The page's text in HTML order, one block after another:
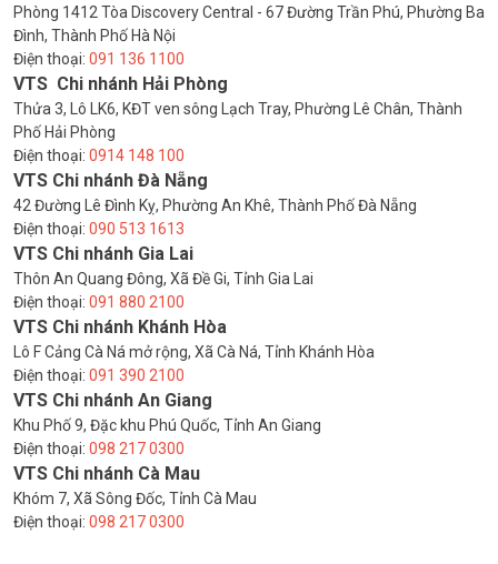
Phòng 1412 Tòa Discovery Central - 67 Đường Trần Phú, Phường Ba
Đình, Thành Phố Hà Nội
Điện thoại: 091 136 1100
VTS Chi nhánh Hải Phòng
Thửa 3, Lô LK6, KĐT ven sông Lạch Tray, Phường Lê Chân, Thành
Phố Hải Phòng
Điện thoại: 0914 148 100
VTS Chi nhánh Đà Nẵng
42 Đường Lê Đình Kỵ, Phường An Khê, Thành Phố Đà Nẵng
Điện thoại: 090 513 1613
VTS Chi nhánh Gia Lai
Thôn An Quang Đông, Xã Đề Gi, Tỉnh Gia Lai
Điện thoại: 091 880 2100
VTS Chi nhánh Khánh Hòa
Lô F Cảng Cà Ná mở rộng, Xã Cà Ná, Tỉnh Khánh Hòa
Điện thoại: 091 390 2100
VTS Chi nhánh An Giang
Khu Phố 9, Đặc khu Phú Quốc, Tỉnh An Giang
Điện thoại: 098 217 0300
VTS Chi nhánh Cà Mau
Khóm 7, Xã Sông Đốc, Tỉnh Cà Mau
Điện thoại: 098 217 0300